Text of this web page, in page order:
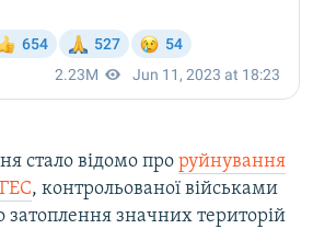
стало відомо про руйнування
, контрольованої військами
значних територій